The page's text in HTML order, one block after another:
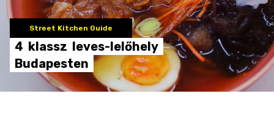
Street Kitchen Guide
4 klassz leves-lelőhely
Budapesten